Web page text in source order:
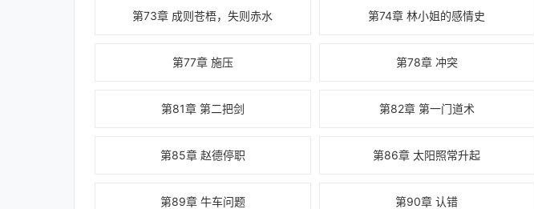
第73章 成则苍梧，失则赤水 第74章 林小姐的感情史
第77章 施压 第78章 冲突
第81章 第二把剑 第82章 第一门道术
第85章 赵德停职 第86章 太阳照常升起
第89章 牛车问题 第90章 认错